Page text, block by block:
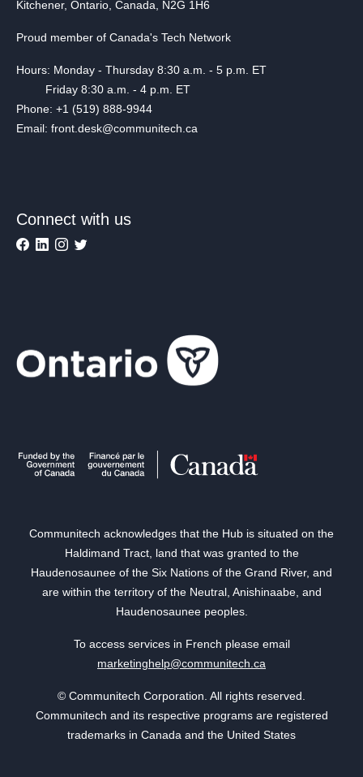
Kitchener, Ontario, Canada, N2G 1H6
Proud member of Canada's Tech Network
Hours: Monday - Thursday 8:30 a.m. - 5 p.m. ET
Friday 8:30 a.m. - 4 p.m. ET
Phone: +1 (519) 888-9944
Email: front.desk@communitech.ca
Connect with us
Communitech acknowledges that the Hub is situated on the
Haldimand Tract, land that was granted to the
Haudenosaunee of the Six Nations of the Grand River, and
are within the territory of the Neutral, Anishinaabe, and
Haudenosaunee peoples.
To access services in French please email
marketinghelp@communitech.ca
© Communitech Corporation. All rights reserved.
Communitech and its respective programs are registered
trademarks in Canada and the United States